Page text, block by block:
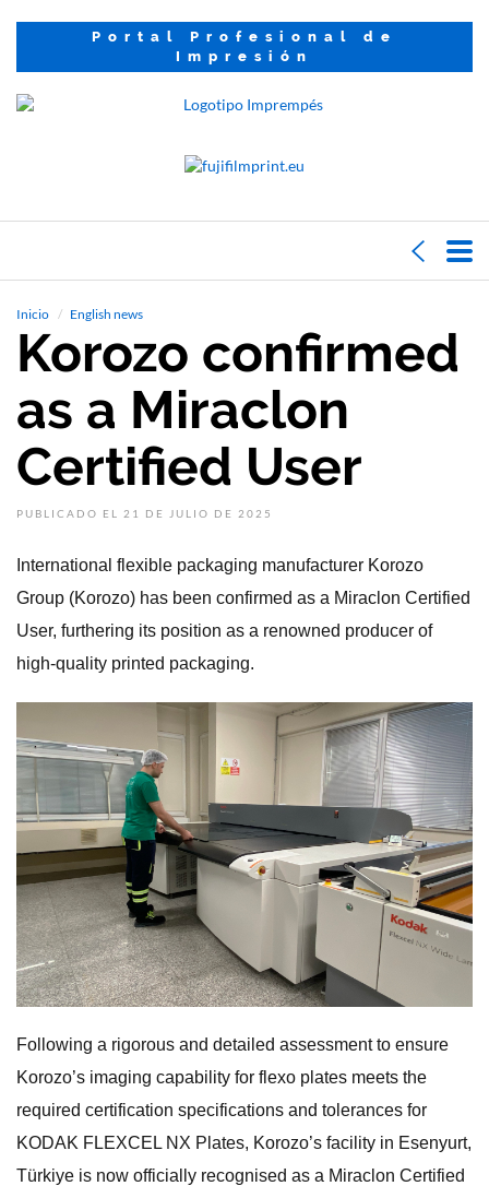
Portal Profesional de
Impresión
Inicio English news
Korozo confirmed
as a Miraclon
Certified User
PUBLICADO EL 21 DE JULIO DE 2025
International flexible packaging manufacturer Korozo
Group (Korozo) has been confirmed as a Miraclon Certified
User, furthering its position as a renowned producer of
high-quality printed packaging.
Following a rigorous and detailed assessment to ensure
Korozo’s imaging capability for flexo plates meets the
required certification specifications and tolerances for
KODAK FLEXCEL NX Plates, Korozo’s facility in Esenyurt,
Türkiye is now officially recognised as a Miraclon Certified